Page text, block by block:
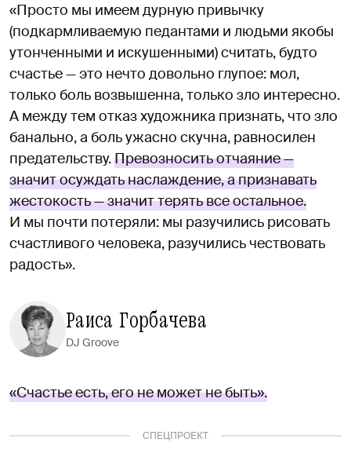
«Просто мы имеем дурную привычку
(подкармливаемую педантами и людьми якобы
утонченными и искушенными) считать, будто
счастье — это нечто довольно глупое: мол,
только боль возвышенна, только зло интересно.
А между тем отказ художника признать, что зло
банально, а боль ужасно скучна, равносилен
предательству.Превозносить отчаяние —
значит осуждать наслаждение, а признавать
жестокость — значит терять все остальное.
И мы почти потеряли: мы разучились рисовать
счастливого человека, разучились чествовать
радость».
Раиса Горбачева
DJ Groove
«Счастье есть, его не может не быть».
СПЕЦПРОЕКТ